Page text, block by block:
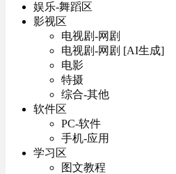
娱乐-舞蹈区
影视区
电视剧-网剧
电视剧-网剧 [AI生成]
电影
特摄
综合-其他
软件区
PC-软件
手机-应用
学习区
图文教程